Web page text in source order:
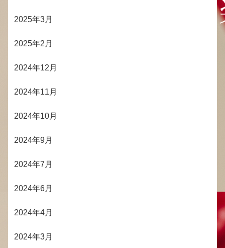
2025年3月
2025年2月
2024年12月
2024年11月
2024年10月
2024年9月
2024年7月
2024年6月
2024年4月
2024年3月